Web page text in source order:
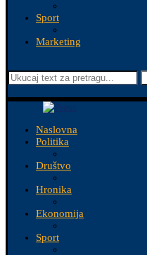
Sport
Marketing
Naslovna
Politika
Društvo
Hronika
Ekonomija
Sport